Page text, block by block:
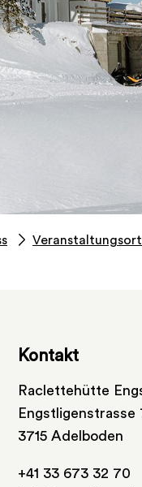
Kontakt
Raclettehütte
Engstligenstrasse
3715 Adelboden
+41 33 673 32 70